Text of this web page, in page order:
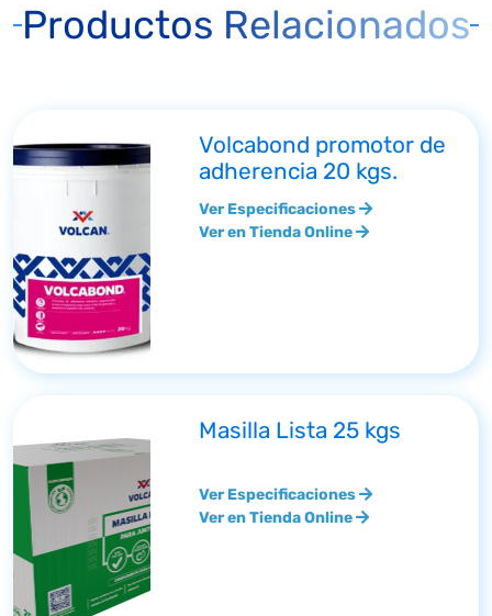
Productos Relacionados
Volcabond promotor de
adherencia 20 kgs.
Ver Especificaciones
Ver en Tienda Online
Masilla Lista 25 kgs
Ver Especificaciones
Ver en Tienda Online